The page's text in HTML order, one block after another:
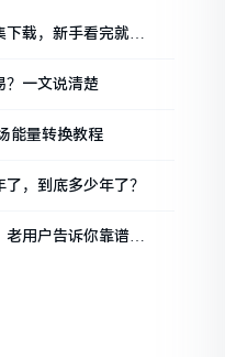
载，新手看完就懂
一文说清楚
能量转换教程
，到底多少年了？
用户告诉你靠谱渠